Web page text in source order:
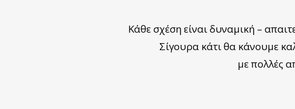
Κάθε σχέση είναι δυναμική –
Σίγουρα κάτι θα κάνουμε
με πολλές